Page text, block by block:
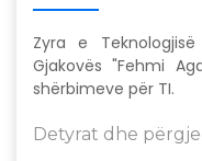
Zyra e
Gjakovës "Fehmi
shërbimeve për TI.
Detyrat dhe